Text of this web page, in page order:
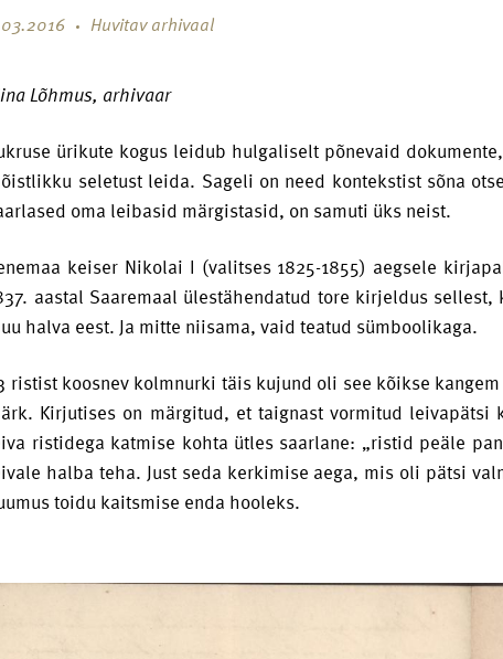
Huvitav arhivaal
Lõhmus, arhivaar
ürikute kogus leidub hulgaliselt põnevaid
seletust leida. Sageli on need kontekstist sõna
oma leibasid märgistasid, on samuti üks neist.
keiser Nikolai I (valitses 1825-1855) aegsele
aastal Saaremaal ülestähendatud tore kirjeldus
halva eest. Ja mitte niisama, vaid teatud sümboolikaga.
ristist koosnev kolmnurki täis kujund oli see kõikse
Kirjutises on märgitud, et taignast vormitud
ristidega katmise kohta ütles saarlane: „ristid peäle
halba teha. Just seda kerkimise aega, mis oli pätsi
toidu kaitsmise enda hooleks.